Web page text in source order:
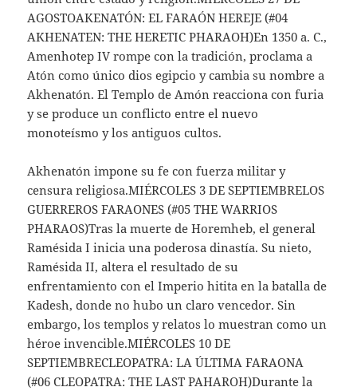
AGOSTOAKENATÓN: EL FARAÓN HEREJE (#04
AKHENATEN: THE HERETIC PHARAOH)En 1350 a. C.,
Amenhotep IV rompe con la tradición, proclama a
Atón como único dios egipcio y cambia su nombre a
Akhenatón. El Templo de Amón reacciona con furia
y se produce un conflicto entre el nuevo
monoteísmo y los antiguos cultos.
Akhenatón impone su fe con fuerza militar y
censura religiosa.MIÉRCOLES 3 DE SEPTIEMBRELOS
GUERREROS FARAONES (#05 THE WARRIOS
PHARAOS)Tras la muerte de Horemheb, el general
Ramésida I inicia una poderosa dinastía. Su nieto,
Ramésida II, altera el resultado de su
enfrentamiento con el Imperio hitita en la batalla de
Kadesh, donde no hubo un claro vencedor. Sin
embargo, los templos y relatos lo muestran como un
héroe invencible.MIÉRCOLES 10 DE
SEPTIEMBRECLEOPATRA: LA ÚLTIMA FARAONA
(#06 CLEOPATRA: THE LAST PAHAROH)Durante la